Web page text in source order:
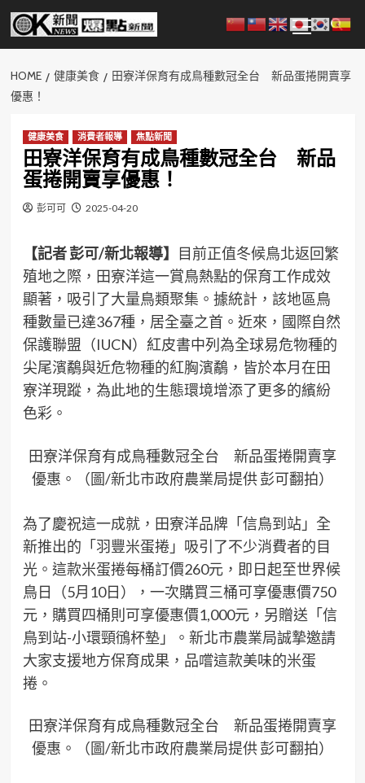
Skip
content
Menu
HOME 健康美食
田寮洋保育有成鳥種數冠全台 新品蛋捲開賣享
優惠！
健康美食 消費者報導 焦點新聞
田寮洋保育有成鳥種數冠全台 新品
蛋捲開賣享優惠！
彭可可 2025-04-20
【記者 彭可/新北報導】
目前正值冬候鳥北返回繁
殖地之際，田寮洋這一賞鳥熱點的保育工作成效
顯著，吸引了大量鳥類聚集。據統計，該地區鳥
種數量已達367種，居全臺之首。近來，國際自然
保護聯盟（IUCN）紅皮書中列為全球易危物種的
尖尾濱鷸與近危物種的紅胸濱鷸，皆於本月在田
寮洋現蹤，為此地的生態環境增添了更多的繽紛
色彩。
田寮洋保育有成鳥種數冠全台 新品蛋捲開賣享
優惠。（圖/新北市政府農業局提供 彭可翻拍）
為了慶祝這一成就，田寮洋品牌「信鳥到站」全
新推出的「羽豐米蛋捲」吸引了不少消費者的目
光。這款米蛋捲每桶訂價260元，即日起至世界候
鳥日（5月10日），一次購買三桶可享優惠價750
元，購買四桶則可享優惠價1,000元，另贈送「信
鳥到站-小環頸鴴杯墊」。新北市農業局誠摯邀請
大家支援地方保育成果，品嚐這款美味的米蛋
捲。
田寮洋保育有成鳥種數冠全台 新品蛋捲開賣享
優惠。（圖/新北市政府農業局提供 彭可翻拍）